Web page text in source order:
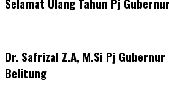
Selamat Ulang Tahun Pj
Dr. Safrizal Z.A, M.Si Pj
Belitung